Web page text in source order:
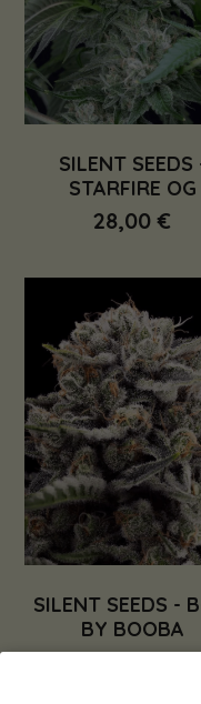
SILENT SEEDS
STARFIRE OG
28,00 €
SILENT SEEDS -
BY BOOBA
39,00 €